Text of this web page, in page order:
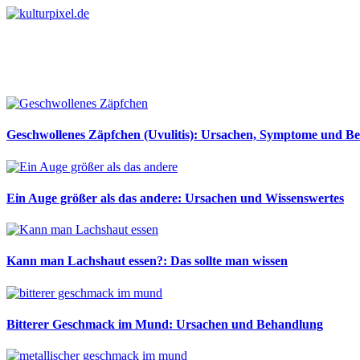
Geschwollenes Zäpfchen (Uvulitis): Ursachen, Symptome und
Ein Auge größer als das andere: Ursachen und Wissenswertes
Kann man Lachshaut essen?: Das sollte man wissen
Bitterer Geschmack im Mund: Ursachen und Behandlung